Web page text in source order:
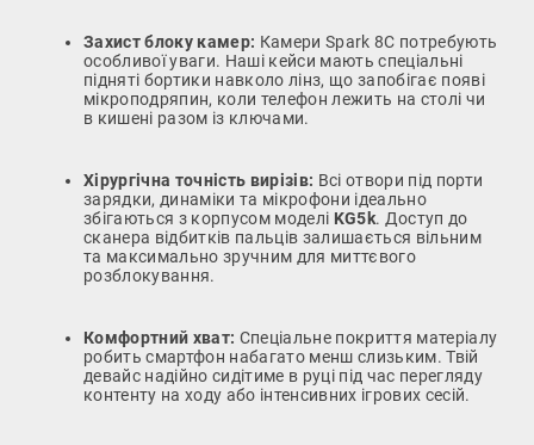
Захист блоку камер: Камери Spark 8C потребують
особливої уваги. Наші кейси мають спеціальні
підняті бортики навколо лінз, що запобігає появі
мікроподряпин, коли телефон лежить на столі чи
в кишені разом із ключами.
Хірургічна точність вирізів: Всі отвори під порти
зарядки, динаміки та мікрофони ідеально
збігаються з корпусом моделі KG5k. Доступ до
сканера відбитків пальців залишається вільним
та максимально зручним для миттєвого
розблокування.
Комфортний хват: Спеціальне покриття матеріалу
робить смартфон набагато менш слизьким. Твій
девайс надійно сидітиме в руці під час перегляду
контенту на ходу або інтенсивних ігрових сесій.